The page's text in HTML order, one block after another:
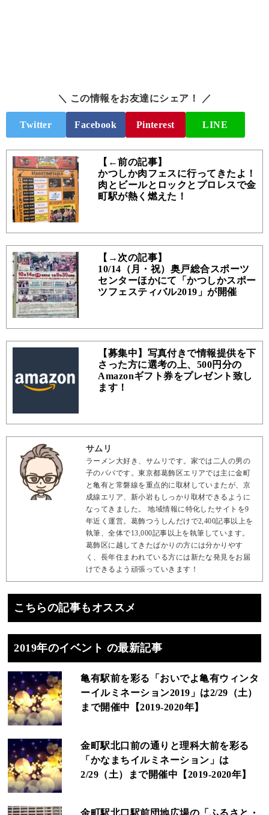
＼ この情報をお友達にシェア！ ／
Twitter Facebook Pinterest LINE
【←前の記事】
かつしか肉フェスに行ってきたよ！
肉とビールとロックとプロレスで金
町駅が熱く燃えた！
【→次の記事】
10/14（月・祝）奥戸総合スポーツ
センターほかにて「かつしかスポー
ツフェスティバル2019」が開催
【募集中】写真付きで情報提供を下
さった方に選考の上、500円分の
Amazonギフト券をプレゼント致し
ます！
サムリ
ラーメン大好き、サムリです。家では二人の男の
子のパパです。東京都葛飾区エリアでは主に金町
と亀有と常磐線を重点的に取材していまたが、京
成線エリア、新小岩もしっかり取材できるように
なってきました。 地域情報に特化したサイトを9
年近く運営。葛飾つうしんだけで2,400記事以上を
執筆、全体で13,000記事以上を執筆しています。
葛飾区に越してきたばかりの方には分かりやす
く、長年住まわれている方には新たな発見をお届
けできるよう頑張っていきます！
こちらの記事もオススメ
2019年のイベント の最新記事
亀有駅前を彩る「おいでよ亀有ウィンタ
ーイルミネーション2019」は2/29（土）
まで開催中【2019-2020年】
金町駅北口前の通りと理科大前を彩る
「かなまちイルミネーション」は
2/29（土）まで開催中【2019-2020年】